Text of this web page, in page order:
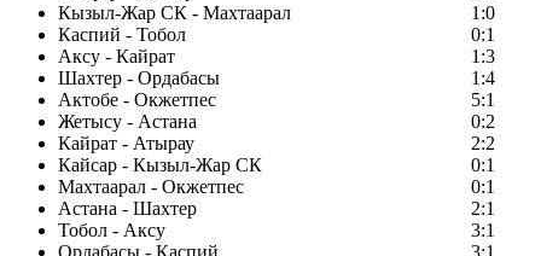
Кызыл-Жар СК - Махтаарал
1:0
Каспий - Тобол
0:1
Аксу - Кайрат
1:3
Шахтер - Ордабасы
1:4
Актобе - Окжетпес
5:1
Жетысу - Астана
0:2
Кайрат - Атырау
2:2
Кайсар - Кызыл-Жар СК
0:1
Махтаарал - Окжетпес
0:1
Астана - Шахтер
2:1
Тобол - Аксу
3:1